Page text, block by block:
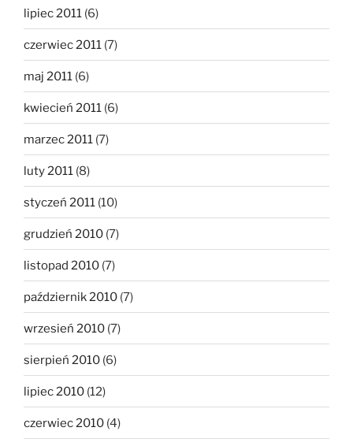
lipiec 2011 (6)
czerwiec 2011 (7)
maj 2011 (6)
kwiecień 2011 (6)
marzec 2011 (7)
luty 2011 (8)
styczeń 2011 (10)
grudzień 2010 (7)
listopad 2010 (7)
październik 2010 (7)
wrzesień 2010 (7)
sierpień 2010 (6)
lipiec 2010 (12)
czerwiec 2010 (4)